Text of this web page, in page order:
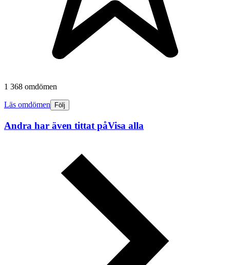
1 368 omdömen
Läs omdömen Följ
Andra har även tittat påVisa alla